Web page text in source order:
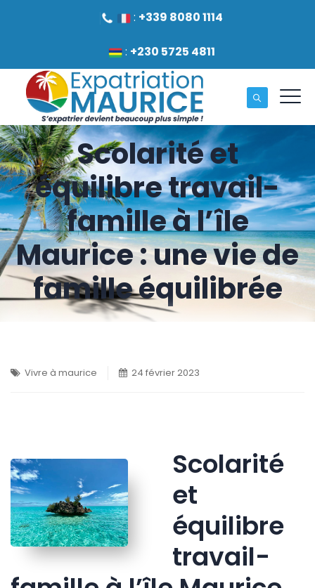
: +339 8080 1114
: +230 5725 4811
Scolarité et
équilibre travail-
famille à l’île
Maurice : une vie de
famille équilibrée
Vivre à maurice 24 février 2023
Scolarité
et
équilibre
travail-